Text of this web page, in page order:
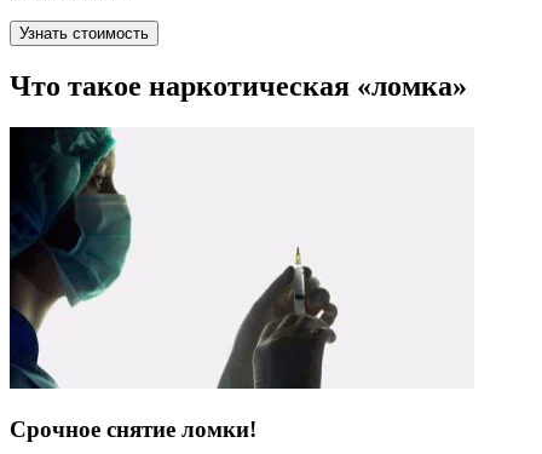
Узнать стоимость
Что такое наркотическая «ломка»
Срочное снятие ломки!